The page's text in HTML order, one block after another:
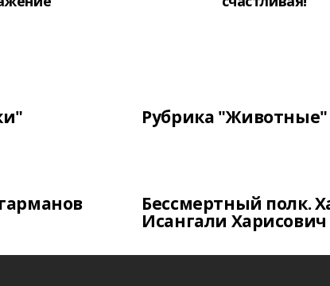
Рубрика "Животные"
Бессмертный полк.
Исангали Харисович